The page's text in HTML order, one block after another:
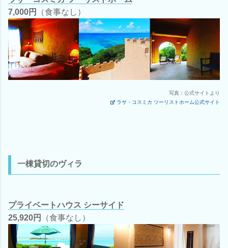
7,000円
（食事なし）
写真：公式サイトより
ラサ・コスミカ ツーリストホーム公式サイト
一棟貸切のヴィラ
プライベートハウス シーサイド
25,920円
（食事なし）